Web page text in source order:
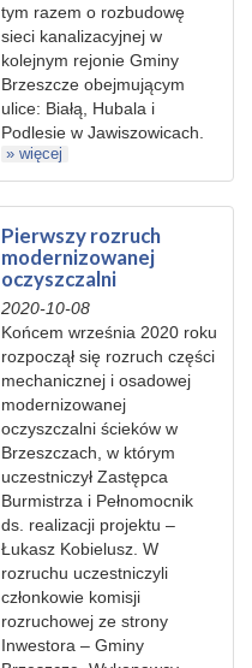
tym razem o rozbudowę
sieci kanalizacyjnej w
kolejnym rejonie Gminy
Brzeszcze obejmującym
ulice: Białą, Hubala i
Podlesie w Jawiszowicach.
» więcej
Pierwszy rozruch
modernizowanej
oczyszczalni
2020-10-08
Końcem września 2020 roku
rozpoczął się rozruch części
mechanicznej i osadowej
modernizowanej
oczyszczalni ścieków w
Brzeszczach, w którym
uczestniczył Zastępca
Burmistrza i Pełnomocnik
ds. realizacji projektu –
Łukasz Kobielusz. W
rozruchu uczestniczyli
członkowie komisji
rozruchowej ze strony
Inwestora – Gminy